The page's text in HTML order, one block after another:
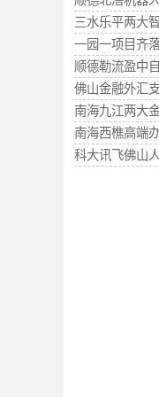
三水乐平两大
一园一项目齐
顺德勒流盈中
佛山金融外汇
南海九江两大
南海西樵高端
科大讯飞佛山